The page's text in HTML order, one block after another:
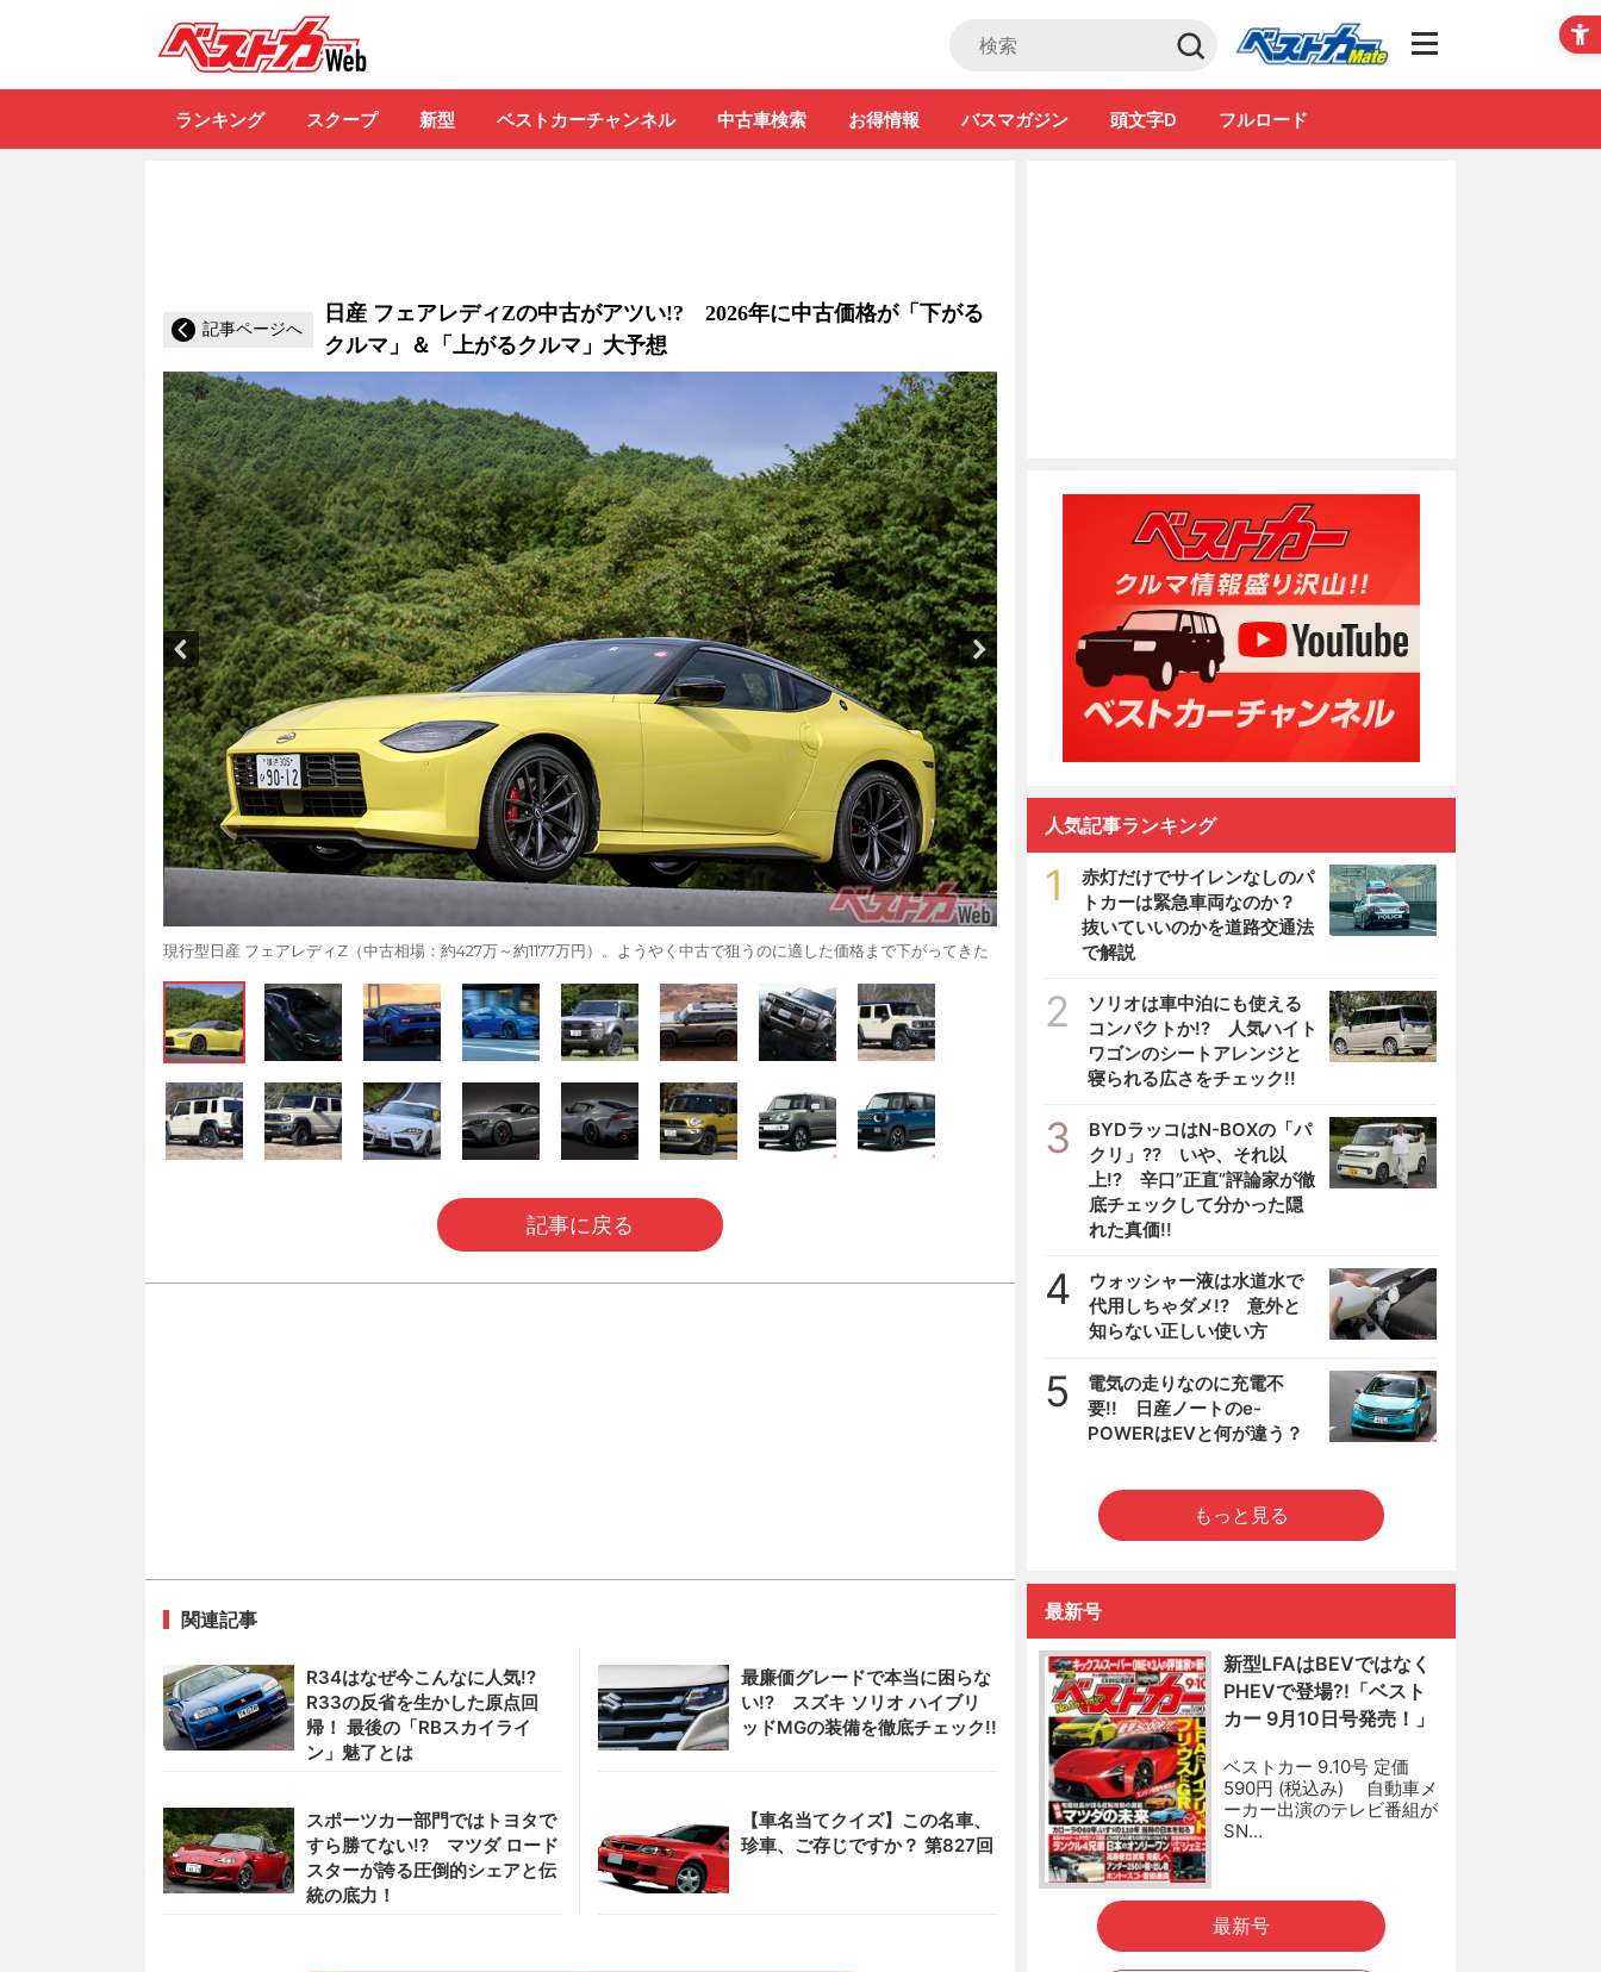
Club
ランキング スクープ 新型 ベストカーチャンネル 中古車検索 お得情報 バスマガジン 頭文字D フルロード
記事ページへ
日産 フェアレディZの中古がアツい!? 2026年に中古価格が「下がる
クルマ」＆「上がるクルマ」大予想
現行型日産 フェアレディZ（中古相場：約427万～約1177万円）。ようやく中古で狙うのに適した価格まで下がってきた
記事に戻る
関連記事
R34はなぜ今こんなに人気!?
R33の反省を生かした原点回
帰！ 最後の「RBスカイライ
ン」魅了とは
最廉価グレードで本当に困らな
い!? スズキ ソリオ ハイブリ
ッドMGの装備を徹底チェック!!
スポーツカー部門ではトヨタで
すら勝てない!? マツダ ロード
スターが誇る圧倒的シェアと伝
統の底力！
【車名当てクイズ】この名車、
珍車、ご存じですか？ 第827回
人気記事ランキング
1
赤灯だけでサイレンなしのパ
トカーは緊急車両なのか？
抜いていいのかを道路交通法
で解説
2
ソリオは車中泊にも使える
コンパクトか!? 人気ハイト
ワゴンのシートアレンジと
寝られる広さをチェック!!
3
BYDラッコはN-BOXの「パ
クリ」?? いや、それ以
上!? 辛口”正直”評論家が徹
底チェックして分かった隠
れた真価!!
4
ウォッシャー液は水道水で
代用しちゃダメ!? 意外と
知らない正しい使い方
5
電気の走りなのに充電不
要!! 日産ノートのe-
POWERはEVと何が違う？
もっと見る
最新号
新型LFAはBEVではなく
PHEVで登場?!「ベスト
カー 9月10日号発売！」
ベストカー 9.10号 定価
590円 (税込み) 自動車メ
ーカー出演のテレビ番組が
SN…
最新号